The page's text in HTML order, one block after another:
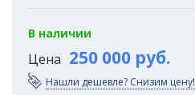
В наличии
Цена 250 000 руб.
Нашли дешевле? Снизим цену!